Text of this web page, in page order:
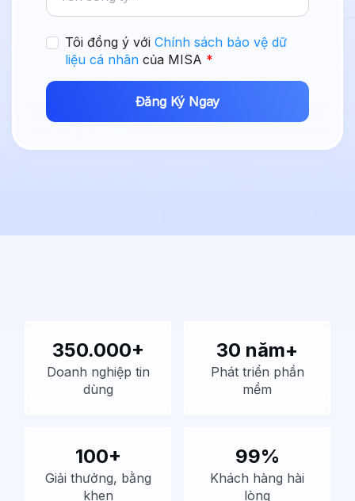
Tôi đồng ý với Chính sách bảo vệ dữ
liệu cá nhân của MISA *
350.000+
Doanh nghiệp tin
dùng
30 năm+
Phát triển phần
mềm
100+
Giải thưởng, bằng
khen
99%
Khách hàng hài
lòng